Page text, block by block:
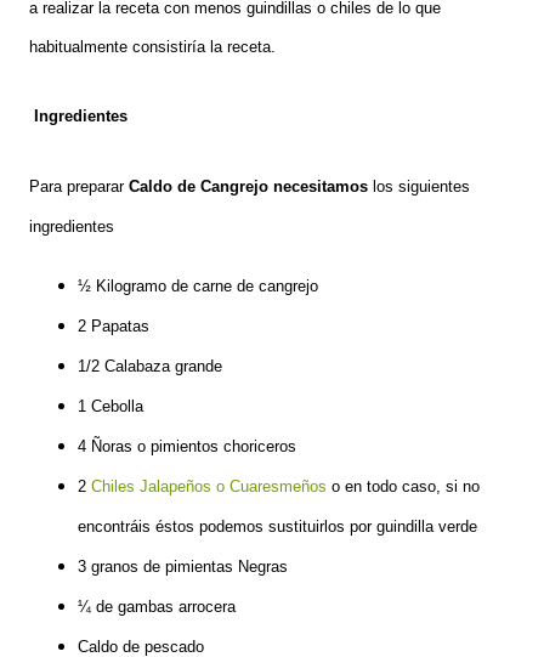
a realizar la receta con menos guindillas o chiles de lo que
habitualmente consistiría la receta.
Ingredientes
Para preparar Caldo de Cangrejo necesitamos los siguientes
ingredientes
½ Kilogramo de carne de cangrejo
2 Papatas
1/2 Calabaza grande
1 Cebolla
4 Ñoras o pimientos choriceros
2 Chiles Jalapeños o Cuaresmeños o en todo caso, si no
encontráis éstos podemos sustituirlos por guindilla verde
3 granos de pimientas Negras
¼ de gambas arrocera
Caldo de pescado